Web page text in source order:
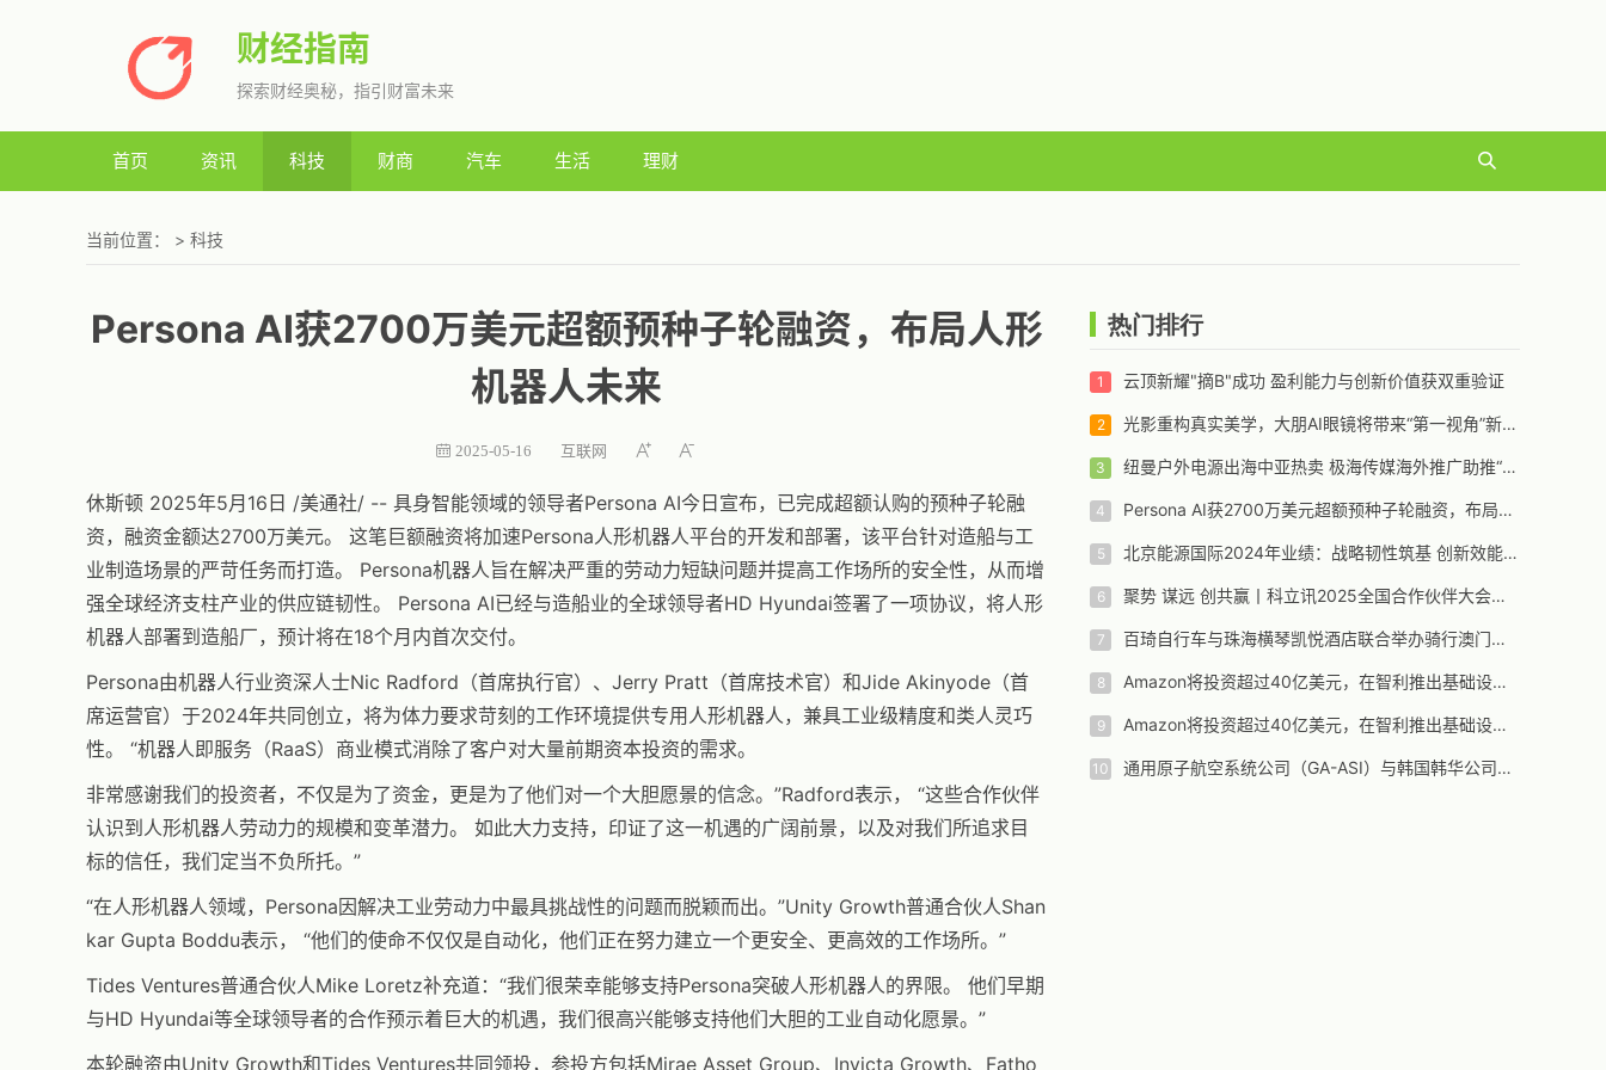
财经指南
探索财经奥秘，指引财富未来
首页 资讯 科技 财商 汽车 生活 理财
当前位置： > 科技
Persona AI获2700万美元超额预种子轮融资，布局人形
机器人未来
2025-05-16 互联网
休斯顿 2025年5月16日 /美通社/ -- 具身智能领域的领导者Persona AI今日宣布，已完成超额认购的预种子轮融
资，融资金额达2700万美元。 这笔巨额融资将加速Persona人形机器人平台的开发和部署，该平台针对造船与工
业制造场景的严苛任务而打造。 Persona机器人旨在解决严重的劳动力短缺问题并提高工作场所的安全性，从而增
强全球经济支柱产业的供应链韧性。 Persona AI已经与造船业的全球领导者HD Hyundai签署了一项协议，将人形
机器人部署到造船厂，预计将在18个月内首次交付。
Persona由机器人行业资深人士Nic Radford（首席执行官）、Jerry Pratt（首席技术官）和Jide Akinyode（首
席运营官）于2024年共同创立，将为体力要求苛刻的工作环境提供专用人形机器人，兼具工业级精度和类人灵巧
性。 “机器人即服务（RaaS）商业模式消除了客户对大量前期资本投资的需求。
非常感谢我们的投资者，不仅是为了资金，更是为了他们对一个大胆愿景的信念。”Radford表示， “这些合作伙伴
认识到人形机器人劳动力的规模和变革潜力。 如此大力支持，印证了这一机遇的广阔前景，以及对我们所追求目
标的信任，我们定当不负所托。”
“在人形机器人领域，Persona因解决工业劳动力中最具挑战性的问题而脱颖而出。”Unity Growth普通合伙人Shan
kar Gupta Boddu表示， “他们的使命不仅仅是自动化，他们正在努力建立一个更安全、更高效的工作场所。”
Tides Ventures普通合伙人Mike Loretz补充道：“我们很荣幸能够支持Persona突破人形机器人的界限。 他们早期
与HD Hyundai等全球领导者的合作预示着巨大的机遇，我们很高兴能够支持他们大胆的工业自动化愿景。”
本轮融资由Unity Growth和Tides Ventures共同领投，参投方包括Mirae Asset Group、Invicta Growth、Fatho
热门排行
云顶新耀"摘B"成功 盈利能力与创新价值获双重验证
光影重构真实美学，大朋AI眼镜将带来“第一视角”新体验
纽曼户外电源出海中亚热卖 极海传媒海外推广助推“用电自由梦”
Persona AI获2700万美元超额预种子轮融资，布局人形机器人未来
北京能源国际2024年业绩：战略韧性筑基 创新效能引领绿色增长新范式
聚势 谋远 创共赢丨科立讯2025全国合作伙伴大会圆满落幕
百琦自行车与珠海横琴凯悦酒店联合举办骑行澳门活动​
Amazon将投资超过40亿美元，在智利推出基础设施区域
Amazon将投资超过40亿美元，在智利推出基础设施区域
通用原子航空系统公司（GA-ASI）与韩国韩华公司签署合作协议